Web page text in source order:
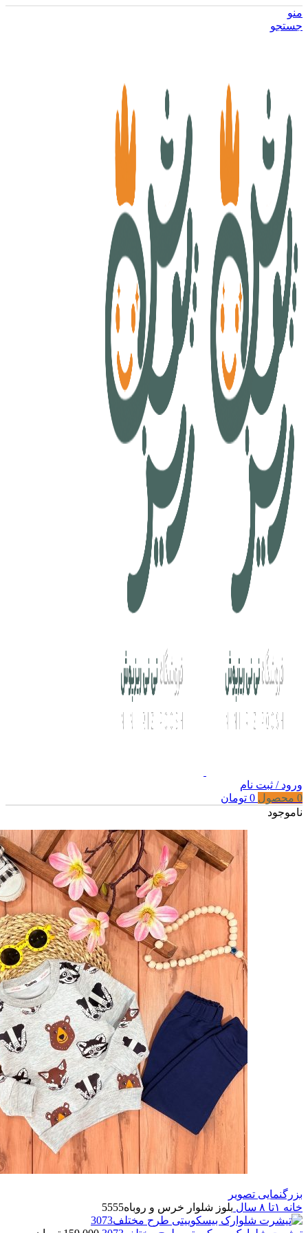
منو
جستجو
ورود / ثبت نام
0 محصول 0 تومان
ناموجود
بزرگنمایی تصویر
خانه ۱تا ۸ سال بلوز شلوار خرس و روباه5555